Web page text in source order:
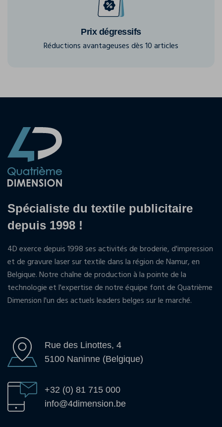
Prix dégressifs
Réductions avantageuses dès 10 articles
Spécialiste du textile publicitaire
depuis 1998 !
4D exerce depuis 1998 ses activités de broderie, d'impression
et de gravure laser sur textile dans la région de Namur, en
Belgique. Notre chaîne de production à la pointe de la
technologie et l'expertise de notre équipe font de Quatrième
Dimension l'un des actuels leaders belges sur le marché.
Rue des Linottes, 4
5100 Naninne (Belgique)
+32 (0) 81 715 000
info@4dimension.be